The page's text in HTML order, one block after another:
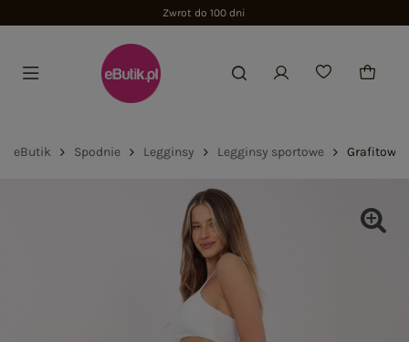
Zwrot do 100 dni
eButik Spodnie Legginsy Legginsy sportowe Grafitowo-